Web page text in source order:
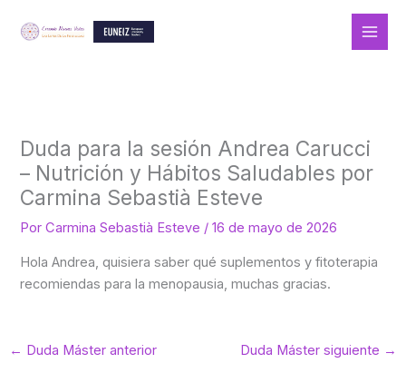
Duda para la sesión Andrea Carucci
– Nutrición y Hábitos Saludables por
Carmina Sebastià Esteve
PorCarmina Sebastià Esteve /16 de mayo de 2026
Hola Andrea, quisiera saber qué suplementos y fitoterapia
recomiendas para la menopausia, muchas gracias.
← Duda Máster anterior Duda Máster siguiente →